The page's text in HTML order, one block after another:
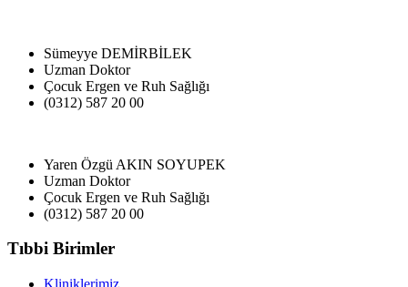
Sümeyye DEMİRBİLEK
Uzman Doktor
Çocuk Ergen ve Ruh Sağlığı
(0312) 587 20 00
Yaren Özgü AKIN SOYUPEK
Uzman Doktor
Çocuk Ergen ve Ruh Sağlığı
(0312) 587 20 00
Tıbbi Birimler
Kliniklerimiz